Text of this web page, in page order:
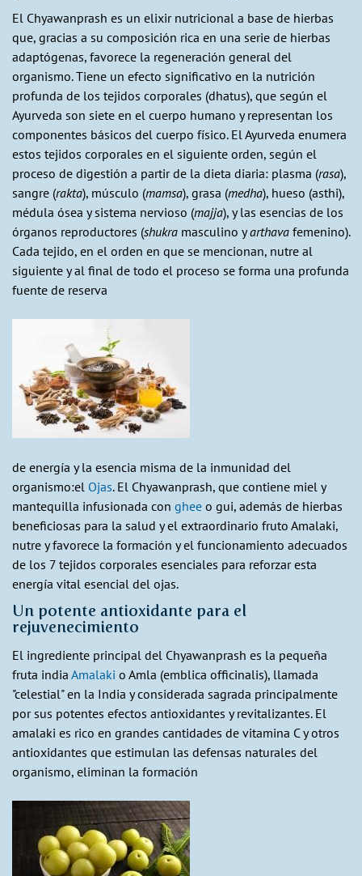
El Chyawanprash es un elixir nutricional a base de hierbas
que, gracias a su composición rica en una serie de hierbas
adaptógenas, favorece la regeneración general del
organismo. Tiene un efecto significativo en la nutrición
profunda de los tejidos corporales (dhatus), que según el
Ayurveda son siete en el cuerpo humano y representan los
componentes básicos del cuerpo físico. El Ayurveda enumera
estos tejidos corporales en el siguiente orden, según el
proceso de digestión a partir de la dieta diaria: plasma (rasa),
sangre (rakta), músculo (mamsa), grasa (medha), hueso (asthi),
médula ósea y sistema nervioso (majja), y las esencias de los
órganos reproductores (shukra masculino yarthava femenino).
Cada tejido, en el orden en que se mencionan, nutre al
siguiente y al final de todo el proceso se forma una profunda
fuente de reserva
de energía y la esencia misma de la inmunidad del
organismo:el Ojas. El Chyawanprash, que contiene miel y
mantequilla infusionada con ghee o gui, además de hierbas
beneficiosas para la salud y el extraordinario fruto Amalaki,
nutre y favorece la formación y el funcionamiento adecuados
de los 7 tejidos corporales esenciales para reforzar esta
energía vital esencial del ojas.
Un potente antioxidante para el
rejuvenecimiento
El ingrediente principal del Chyawanprash es la pequeña
fruta india Amalaki o Amla (emblica officinalis), llamada
"celestial" en la India y considerada sagrada principalmente
por sus potentes efectos antioxidantes y revitalizantes. El
amalaki es rico en grandes cantidades de vitamina C y otros
antioxidantes que estimulan las defensas naturales del
organismo, eliminan la formación